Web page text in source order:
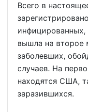
Всего в
вышла на второе
заболевших,
случаев. На
находятся США,
заразившихся.